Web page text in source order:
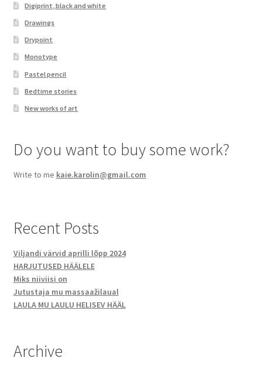
Digiprint, black and white
Drawings
Drypoint
Monotype
Pastel pencil
Bedtime stories
New works of art
Do you want to buy some work?
Write to me kaie.karolin@gmail.com
Recent Posts
Viljandi värvid aprilli lõpp 2024
HARJUTUSED HÄÄLELE
Miks niiviisi on
Jutustaja mu massaažilaual
LAULA MU LAULU HELISEV HÄÄL
Archive